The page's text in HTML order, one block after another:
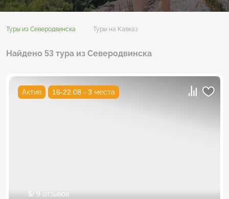
Туры из Северодвинска Туры на Кавказ
Найдено 53 тура из Северодвинска
Актив 16-22.08 - 3 места
5/ 9 отзывов